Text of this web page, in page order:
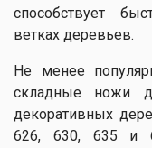
способствует
ветках деревьев.
Не менее
складные ножи
декоративных
626, 630, 635 и